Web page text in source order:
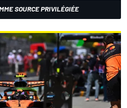
SOURCE PRIVILÉGIÉE